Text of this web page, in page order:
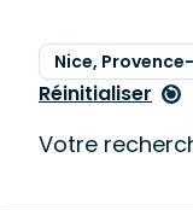
Nice,
Réinitialiser
Votre